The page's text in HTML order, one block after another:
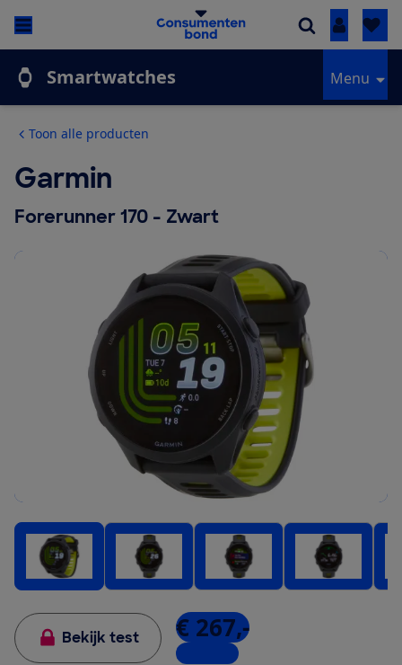
Inloggen
Smartwatches Menu
Toon alle producten
Garmin
Forerunner 170 - Zwart
Bekijk test € 267,-
5 winkels